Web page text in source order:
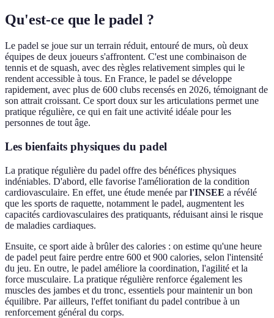
Qu'est-ce que le padel ?
Le padel se joue sur un terrain réduit, entouré de murs, où deux
équipes de deux joueurs s'affrontent. C'est une combinaison de
tennis et de squash, avec des règles relativement simples qui le
rendent accessible à tous. En France, le padel se développe
rapidement, avec plus de 600 clubs recensés en 2026, témoignant de
son attrait croissant. Ce sport doux sur les articulations permet une
pratique régulière, ce qui en fait une activité idéale pour les
personnes de tout âge.
Les bienfaits physiques du padel
La pratique régulière du padel offre des bénéfices physiques
indéniables. D'abord, elle favorise l'amélioration de la condition
cardiovasculaire. En effet, une étude menée parl'INSEE a révélé
que les sports de raquette, notamment le padel, augmentent les
capacités cardiovasculaires des pratiquants, réduisant ainsi le risque
de maladies cardiaques.
Ensuite, ce sport aide à brûler des calories : on estime qu'une heure
de padel peut faire perdre entre 600 et 900 calories, selon l'intensité
du jeu. En outre, le padel améliore la coordination, l'agilité et la
force musculaire. La pratique régulière renforce également les
muscles des jambes et du tronc, essentiels pour maintenir un bon
équilibre. Par ailleurs, l'effet tonifiant du padel contribue à un
renforcement général du corps.